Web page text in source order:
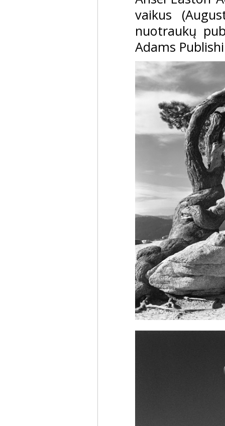
vaikus
nuotraukų
Adams